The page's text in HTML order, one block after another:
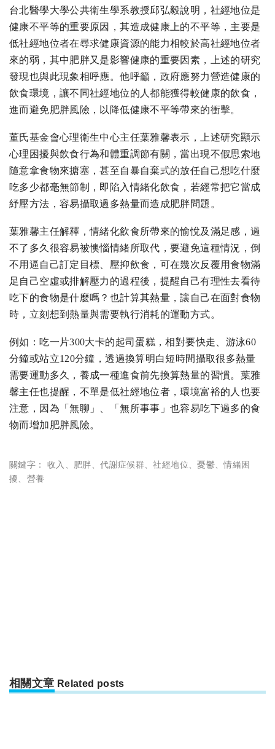
台北醫學大學公共衛生學系教授邱弘毅說明，社經地位是
健康不平等的重要原因，其造成健康上的不平等，主要是
低社經地位者在尋求健康資源的能力相較於高社經地位者
來的弱，其中肥胖又是影響健康的重要因素，上述的研究
發現也與此現象相呼應。他呼籲，政府應努力營造健康的
飲食環境，讓不同社經地位的人都能獲得較健康的飲食，
進而避免肥胖風險，以降低健康不平等帶來的衝擊。
董氏基金會心理衛生中心主任葉雅馨表示，上述研究顯示
心理困擾與飲食行為和體重調節有關，當出現不假思索地
隨意拿食物來搪塞，甚至自暴自棄式的放任自己想吃什麼
吃多少都毫無節制，即陷入情緒化飲食，若經常把它當成
紓壓方法，容易攝取過多熱量而造成肥胖問題。
葉雅馨主任解釋，情緒化飲食所帶來的愉悅及滿足感，過
不了多久很容易被懊惱情緒所取代，要避免這種情況，倒
不用逼自己訂定目標、壓抑飲食，可在幾次反覆用食物滿
足自己空虛或排解壓力的過程後，提醒自己有理性去看待
吃下的食物是什麼嗎？也計算其熱量，讓自己在面對食物
時，立刻想到熱量與需要執行消耗的運動方式。
例如：吃一片300大卡的起司蛋糕，相對要快走、游泳60
分鐘或站立120分鐘，透過換算明白短時間攝取很多熱量
需要運動多久，養成一種進食前先換算熱量的習慣。葉雅
馨主任也提醒，不單是低社經地位者，環境富裕的人也要
注意，因為「無聊」、「無所事事」也容易吃下過多的食
物而增加肥胖風險。
關鍵字： 收入 肥胖 、代謝症候群 、社經地位 、憂鬱 、情緒困
擾
營養
相關文章 Related posts